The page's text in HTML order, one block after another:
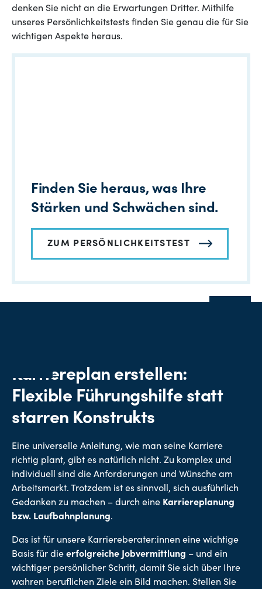
denken Sie nicht an die Erwartungen Dritter. Mithilfe
unseres Persönlichkeitstests finden Sie genau die für Sie
wichtigen Aspekte heraus.
Finden Sie heraus, was Ihre
Stärken und Schwächen sind.
ZUM PERSÖNLICHKEITSTEST
Karriereplan erstellen:
Flexible Führungshilfe statt
starren Konstrukts
Eine universelle Anleitung, wie man seine Karriere
richtig plant, gibt es natürlich nicht. Zu komplex und
individuell sind die Anforderungen und Wünsche am
Arbeitsmarkt. Trotzdem ist es sinnvoll, sich ausführlich
Gedanken zu machen – durch eine Karriereplanung
bzw. Laufbahnplanung.
Das ist für unsere Karriereberater:innen eine wichtige
Basis für die erfolgreiche Jobvermittlung – und ein
wichtiger persönlicher Schritt, damit Sie sich über Ihre
wahren beruflichen Ziele ein Bild machen. Stellen Sie